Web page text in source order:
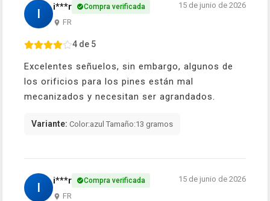
I i***r Compra verificada
FR
15 de junio de 2026
4 de 5
Excelentes señuelos, sin embargo, algunos de
los orificios para los pines están mal
mecanizados y necesitan ser agrandados.
Variante: Color:azul Tamaño:13 gramos
I i***r Compra verificada
FR
15 de junio de 2026